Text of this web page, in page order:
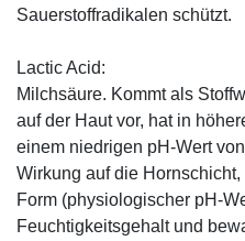
Sauerstoffradikalen schützt.
Lactic Acid:
Milchsäure. Kommt als
auf der Haut vor, hat in
einem niedrigen pH-Wert
Wirkung auf die
Form (physiologischer pH-
Feuchtigkeitsgehalt und